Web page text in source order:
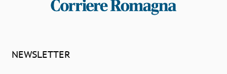
NEWSLETTER